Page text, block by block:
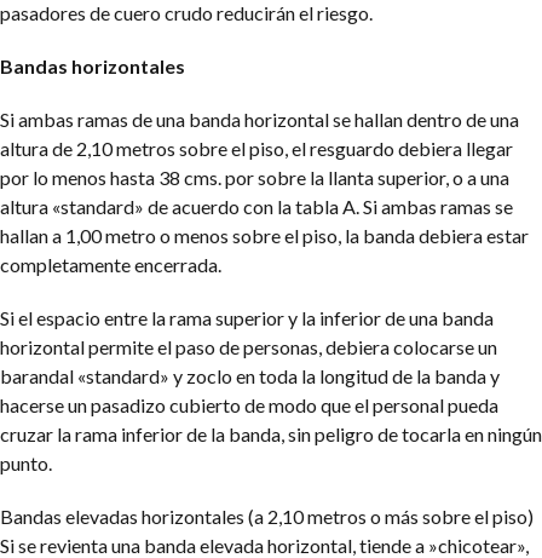
pasadores de cuero crudo reducirán el riesgo.
Bandas horizontales
Si ambas ramas de una banda horizontal se hallan dentro de una
altura de 2,10 metros sobre el piso, el resguardo debiera llegar
por lo menos hasta 38 cms. por sobre la llanta superior, o a una
altura «standard» de acuerdo con la tabla A. Si ambas ramas se
hallan a 1,00 metro o menos sobre el piso, la banda debiera estar
completamente encerrada.
Si el espacio entre la rama superior y la inferior de una banda
horizontal permite el paso de personas, debiera colocarse un
barandal «standard» y zoclo en toda la longitud de la banda y
hacerse un pasadizo cubierto de modo que el personal pueda
cruzar la rama inferior de la banda, sin peligro de tocarla en ningún
punto.
Bandas elevadas horizontales (a 2,10 metros o más sobre el piso)
Si se revienta una banda elevada horizontal, tiende a »chicotear»,